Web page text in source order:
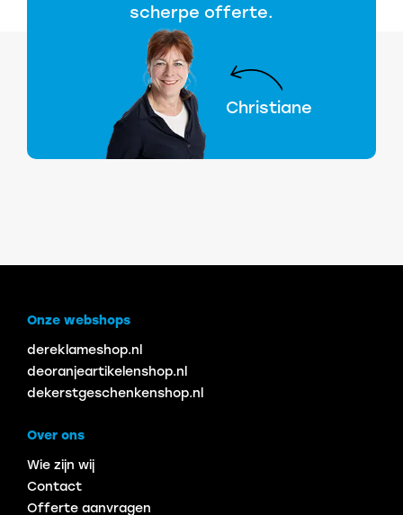
Christiane
scherpe offerte.
Onze webshops
dereklameshop.nl
deoranjeartikelenshop.nl
dekerstgeschenkenshop.nl
Over ons
Wie zijn wij
Contact
Offerte aanvragen